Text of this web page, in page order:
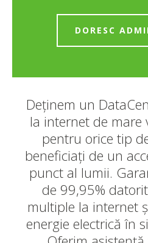
DORESC
Deținem un
la internet de mare
pentru orice tip
beneficiați de un
punct al lumii.
de 99,95%
multiple la internet
energie electrică în